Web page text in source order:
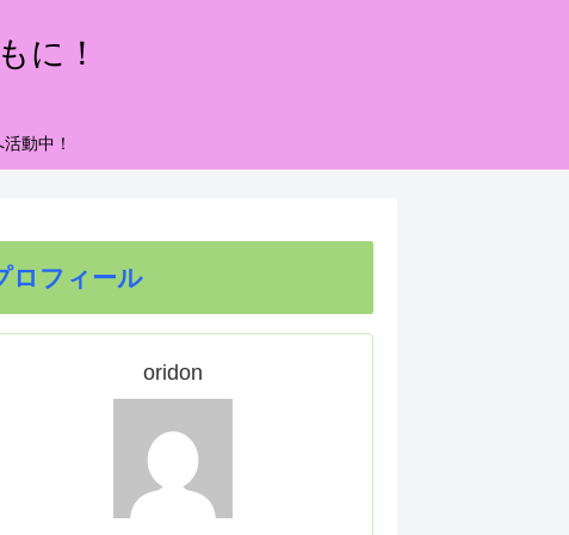
に！
動中！
ロフィール
oridon